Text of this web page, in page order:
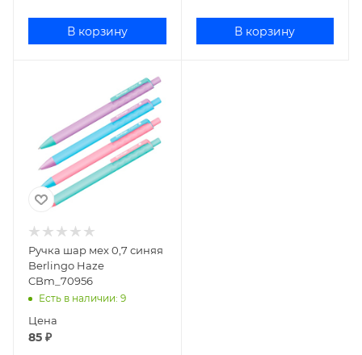
В корзину В корзину
Ручка шар мех 0,7 синяя
Berlingo Haze
CBm_70956
Есть в наличии: 9
Цена
85 ₽